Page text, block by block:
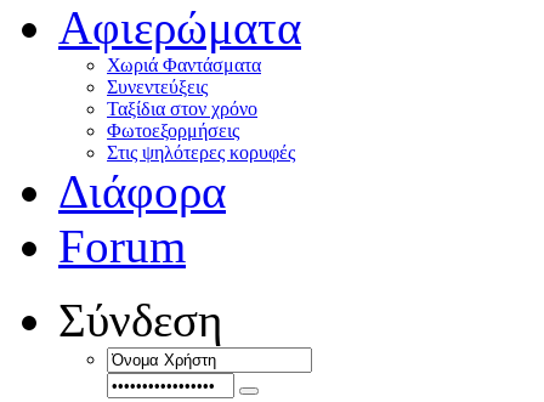
Αφιερώματα
Χωριά Φαντάσματα
Συνεντεύξεις
Ταξίδια στον χρόνο
Φωτοεξορμήσεις
Στις ψηλότερες κορυφές
Διάφορα
Forum
Σύνδεση